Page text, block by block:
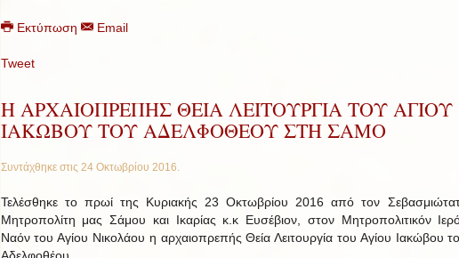
Εκτύπωση Email
Tweet
Η ΑΡΧΑΙΟΠΡΕΠΗΣ ΘΕΙΑ ΛΕΙΤΟΥΡΓΙΑ ΤΟΥ ΑΓΙΟΥ
ΙΑΚΩΒΟΥ ΤΟΥ ΑΔΕΛΦΟΘΕΟΥ ΣΤΗ ΣΑΜΟ
Συντάχθηκε στις 24 Οκτωβρίου 2016.
Τελέσθηκε το πρωί της Κυριακής 23 Οκτωβρίου 2016 από τον
Μητροπολίτη μας Σάμου και Ικαρίας κ.κ Ευσέβιον, στον Μητροπολιτικόν
Ναόν του Αγίου Νικολάου η αρχαιοπρεπής Θεία Λειτουργία του Αγίου Ιακώβου